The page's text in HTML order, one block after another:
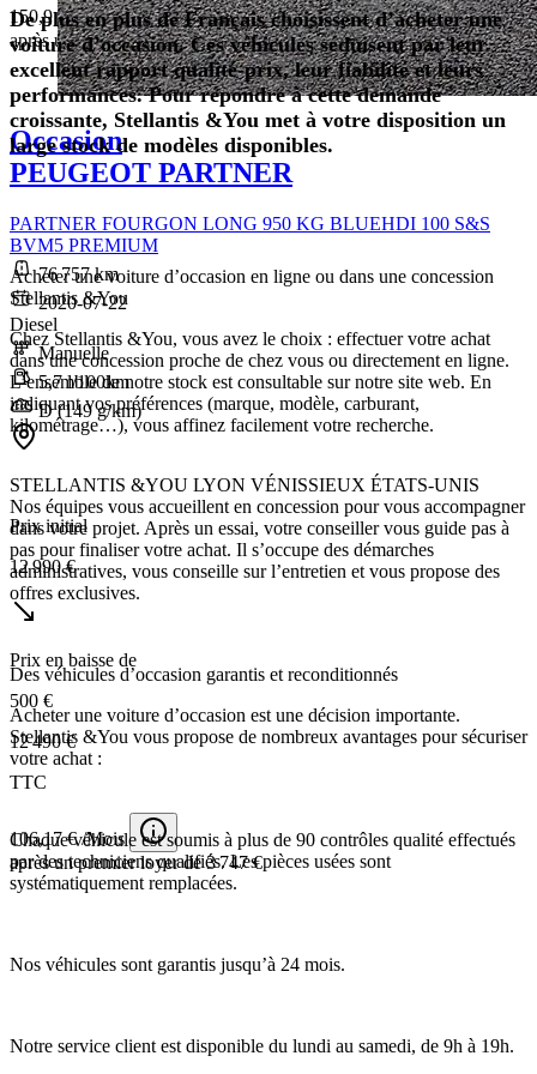
150,9 € /Mois
après un premier loyer de 5 307 €
Occasion
PEUGEOT PARTNER
PARTNER FOURGON LONG 950 KG BLUEHDI 100 S&S
BVM5 PREMIUM
76 757 km
2020-07-22
Diesel
Manuelle
5,7 l/100km
D (149 g/km)
STELLANTIS &YOU LYON VÉNISSIEUX ÉTATS-UNIS
Prix initial
12 990 €
Prix en baisse de
500 €
12 490 €
TTC
106,17 € /Mois
après un premier loyer de 3 747 €
De plus en plus de Français choisissent d’acheter une
voiture d’occasion. Ces véhicules séduisent par leur
excellent rapport qualité-prix, leur fiabilité et leurs
performances. Pour répondre à cette demande
croissante, Stellantis &You met à votre disposition un
large stock de modèles disponibles.
Acheter une voiture d’occasion en ligne ou dans une concession
Stellantis &You
Chez Stellantis &You, vous avez le choix : effectuer votre achat
dans une concession proche de chez vous ou directement en ligne.
L’ensemble de notre stock est consultable sur notre site web. En
indiquant vos préférences (marque, modèle, carburant,
kilométrage…), vous affinez facilement votre recherche.
Nos équipes vous accueillent en concession pour vous accompagner
dans votre projet. Après un essai, votre conseiller vous guide pas à
pas pour finaliser votre achat. Il s’occupe des démarches
administratives, vous conseille sur l’entretien et vous propose des
offres exclusives.
Des véhicules d’occasion garantis et reconditionnés
Acheter une voiture d’occasion est une décision importante.
Stellantis &You vous propose de nombreux avantages pour sécuriser
votre achat :
Chaque véhicule est soumis à plus de 90 contrôles qualité effectués
par des techniciens qualifiés. Les pièces usées sont
systématiquement remplacées.
Nos véhicules sont garantis jusqu’à 24 mois.
Notre service client est disponible du lundi au samedi, de 9h à 19h.